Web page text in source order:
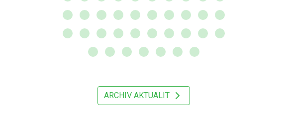
ARCHIV AKTUALIT